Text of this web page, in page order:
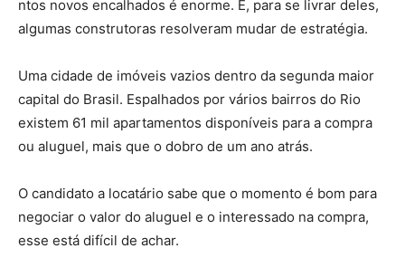
ntos novos encalhados é enorme. E, para se livrar deles,
algumas construtoras resolveram mudar de estratégia.
Uma cidade de imóveis vazios dentro da segunda maior
capital do Brasil. Espalhados por vários bairros do Rio
existem 61 mil apartamentos disponíveis para a compra
ou aluguel, mais que o dobro de um ano atrás.
O candidato a locatário sabe que o momento é bom para
negociar o valor do aluguel e o interessado na compra,
esse está difícil de achar.